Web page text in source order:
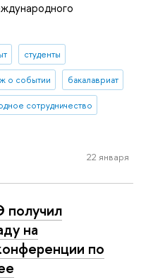
студенты
о событии бакалавриат
сотрудничество
22 января
на
по